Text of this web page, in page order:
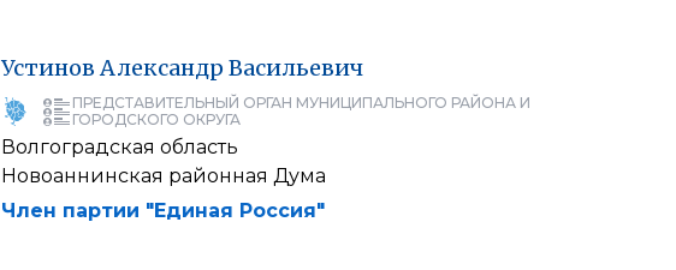
Устинов Александр Васильевич
ПРЕДСТАВИТЕЛЬНЫЙ ОРГАН МУНИЦИПАЛЬНОГО РАЙОНА И
ГОРОДСКОГО ОКРУГА
Волгоградская область
Новоаннинская районная Дума
Член партии "Единая Россия"